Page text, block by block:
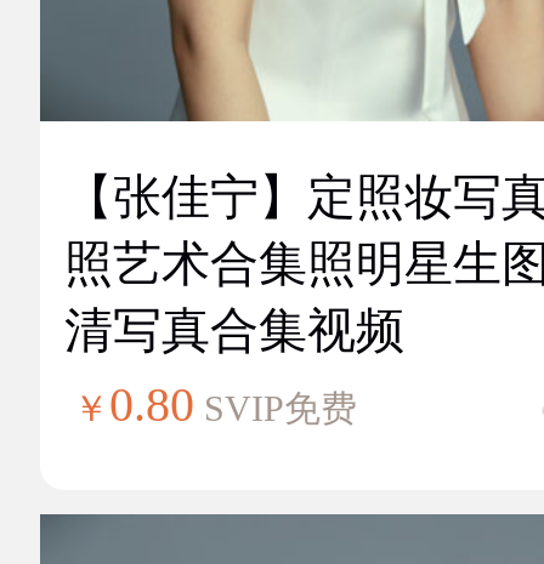
【张佳宁】定照妆写
照艺术合集照明星生
清写真合集视频
￥ 0.80 SVIP免费